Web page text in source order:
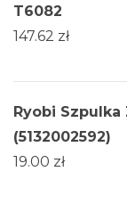
T6082
147.62 zł
Ryobi Szpulka
(5132002592)
19.00 zł